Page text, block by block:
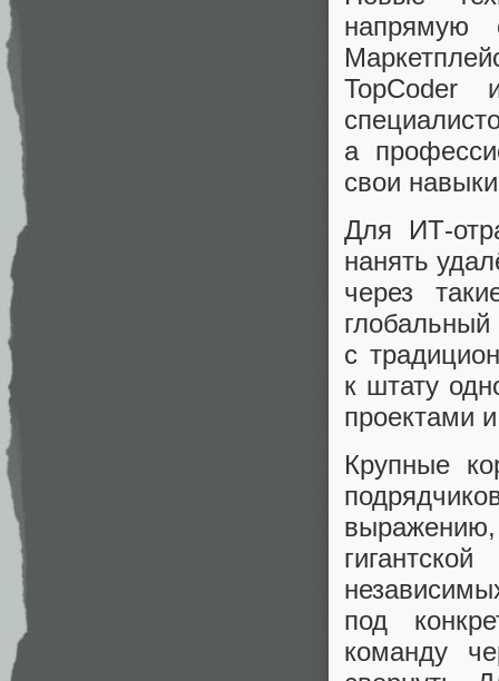
напрямую
TopCoder
а
свои
Для
нанять
через
с
к штату
проектами
Крупные
под
команду